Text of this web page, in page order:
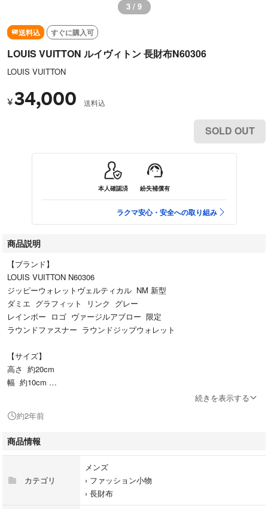
3 / 9
送料込 すぐに購入可
LOUIS VUITTON ルイヴィトン 長財布N60306
LOUIS VUITTON
¥34,000 送料込
SOLD OUT
本人確認済 紛失補償有
ラクマ安心・安全への取り組み
商品説明
【ブランド】
LOUIS VUITTON N60306
ジッピーウォレットヴェルティカル NM 新型
ダミエ グラフィット リンク グレー
レインボー ロゴ ヴァージルアブロー 限定
ラウンドファスナー ラウンドジップウォレット
【サイズ】
高さ 約20cm
幅 約10cm
平置きでの素人採寸ですので、多少の誤差はご了承下さいませ。
【状態】
写真の通り、各スレがございますが
全体的に綺麗で状態は良く
まだまだお使い頂けるお品です。
続きを表示する
約2年前
商品情報
カテゴリ
メンズ
› ファッション小物
› 長財布